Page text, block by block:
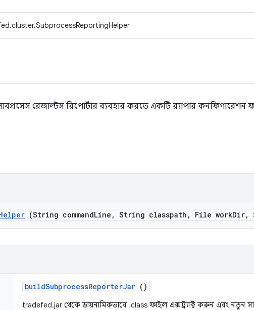
রেজাল্টস রিপোর্টার ব্যবহার করতে একটি র‍্যাপার কনফিগারেশন
(String commandLine , String classpath , File workDir,
buildSubprocessReporterJar ()
tradefed.jar থেকে ডায়নামিকভাবে .class ফাইল এক্সট্র্যাক্ট করুন এবং নতুন